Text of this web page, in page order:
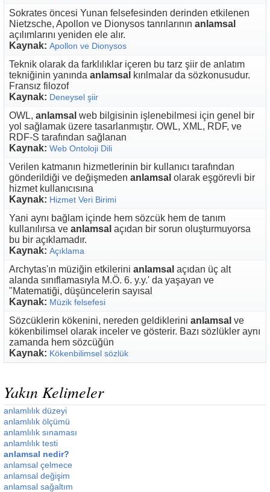
Sokrates öncesi Yunan felsefesinden derinden etkilenen
Nietzsche, Apollon ve Dionysos tanrılarının anlamsal
açılımlarını yeniden ele alır.
Kaynak: Apollon ve Dionysos
Teknik olarak da farklılıklar içeren bu tarz şiir de anlatım
tekniğinin yanında anlamsal kırılmalar da sözkonusudur.
Fransız filozof
Kaynak: Deneysel şiir
OWL, anlamsal web bilgisinin işlenebilmesi için genel bir
yol sağlamak üzere tasarlanmıştır. OWL, XML, RDF, ve
RDF-S tarafından sağlanan
Kaynak: Web Ontoloji Dili
Verilen katmanın hizmetlerinin bir kullanıcı tarafından
gönderildiği ve değişmeden anlamsal olarak eşgörevli bir
hizmet kullanıcısına
Kaynak: Hizmet Veri Birimi
Yani aynı bağlam içinde hem sözcük hem de tanım
kullanılırsa ve anlamsal açıdan bir sorun oluşturmuyorsa
bu bir açıklamadır.
Kaynak: Açıklama
Archytas'ın müziğin etkilerini anlamsal açıdan üç alt
alanda sınıflamasıyla M.Ö. 6. y.y.' da yaşayan ve
"Matematiği, düşüncelerin sayısal
Kaynak: Müzik felsefesi
Sözcüklerin kökenini, nereden geldiklerini anlamsal ve
kökenbilimsel olarak inceler ve gösterir. Bazı sözlükler aynı
zamanda hem sözcüğün
Kaynak: Kökenbilimsel sözlük
Yakın Kelimeler
anlamlılık düzeyi
anlamlılık ölçümü
anlamlılık sınaması
anlamlılık testi
anlamsal nedir?
anlamsal çelmece
anlamsal değişim
anlamsal sağaltım